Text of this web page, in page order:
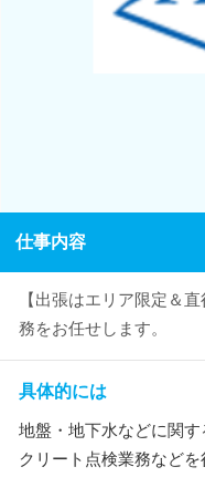
仕事内容
【出張はエリア限定＆
務をお任せします。
具体的には
地盤・地下水などに関
クリート点検業務など